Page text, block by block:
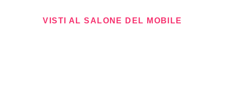
VISTI AL SALONE DEL MOBILE